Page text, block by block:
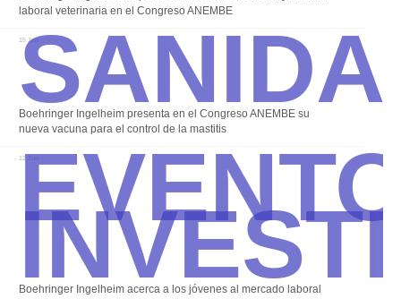
laboral veterinaria en el Congreso ANEMBE
15 Jun
Boehringer Ingelheim presenta en el Congreso ANEMBE su
nueva vacuna para el control de la mastitis
12 Jun
Boehringer Ingelheim acerca a los jóvenes al mercado laboral